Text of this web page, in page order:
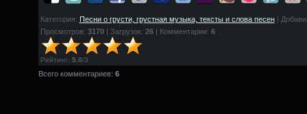
Категория: Песни о грусти, грустная музыка, тексты и слова песен|
Просмотров: 3170| Загрузок: 26| Комментарии: 6
Рейтинг: 5.0/3
Всего комментариев: 6